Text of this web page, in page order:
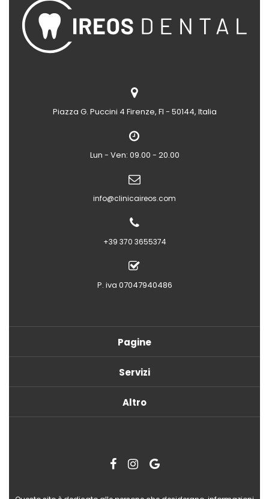
Piazza G. Puccini 4 Firenze, FI - 50144, Italia
Lun - Ven: 09.00 - 20.00
info@clinicaireos.com
+39 370 3655374
P. iva 07047940486
Pagine
Servizi
Altro